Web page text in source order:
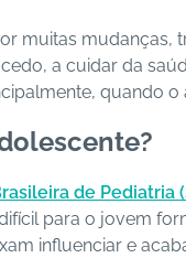
muitas mudanças,
a cuidar da
quando o
de Pediatria
para o jovem
influenciar e